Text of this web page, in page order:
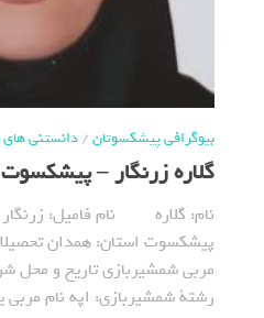
بیوگرافی پیشکسوتان/دانستنی های
گلاره زرنگار –
پیشکسوت استان: همدان
رشتة شمشیربازی: اپه نام مربی یا